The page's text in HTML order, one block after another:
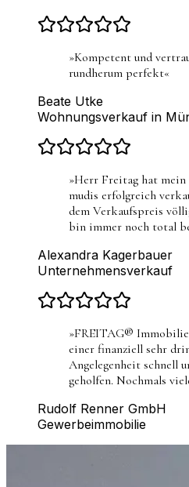
»Kompetent und
rundherum perfekt«
Beate Utke
Wohnungsverkauf in
»Herr Freitag hat mein
mudis erfolgreich
dem Verkaufspreis
bin immer noch total
Alexandra Kagerbauer
Unternehmensverkauf
»FREITAG®
einer finanziell sehr
Angelegenheit schnell
geholfen. Nochmals
Rudolf Renner GmbH
Gewerbeimmobilie